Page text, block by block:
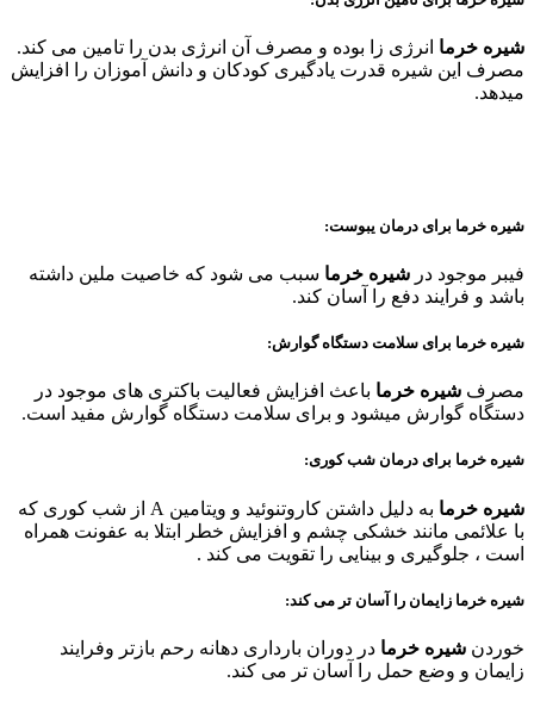
شیره خرما انرژی زا بوده و مصرف آن انرژی بدن را تامین می کند.
مصرف این شیره قدرت یادگیری کودکان و دانش آموزان را افزایش
میدهد.
شیره خرما برای درمان یبوست:
فیبر موجود در شیره خرما سبب می شود که خاصیت ملین داشته
باشد و فرایند دفع را آسان کند.
شیره خرما برای سلامت دستگاه گوارش:
مصرف شیره خرما باعث افزایش فعالیت باکتری های موجود در
دستگاه گوارش میشود و برای سلامت دستگاه گوارش مفید است.
شیره خرما برای درمان شب کوری:
شیره خرما
به دلیل داشتن کاروتنوئید و ویتامین A از شب کوری که
با علائمی مانند خشکی چشم و افزایش خطر ابتلا به عفونت همراه
است ، جلوگیری و بینایی را تقویت می کند .
شیره خرما زایمان را آسان تر می کند:
خوردن شیره خرما در دوران بارداری دهانه رحم بازتر وفرایند
زایمان و وضع حمل را آسان تر می کند.